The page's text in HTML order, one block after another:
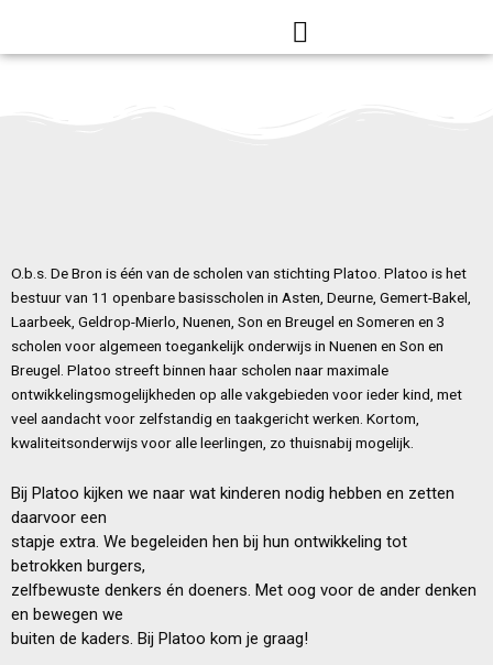
de
O.b.s. De Bron is één van de scholen van stichting Platoo. Platoo is het
bestuur van 11 openbare basisscholen in Asten, Deurne, Gemert-Bakel,
Laarbeek, Geldrop-Mierlo, Nuenen, Son en Breugel en Someren en 3
scholen voor algemeen toegankelijk onderwijs in Nuenen en Son en
Breugel. Platoo streeft binnen haar scholen naar maximale
ontwikkelingsmogelijkheden op alle vakgebieden voor ieder kind, met
veel aandacht voor zelfstandig en taakgericht werken. Kortom,
kwaliteitsonderwijs voor alle leerlingen, zo thuisnabij mogelijk.
Bij Platoo kijken we naar wat kinderen nodig hebben en zetten
daarvoor een
stapje extra. We begeleiden hen bij hun ontwikkeling tot
betrokken burgers,
zelfbewuste denkers én doeners. Met oog voor de ander denken
en bewegen we
buiten de kaders. Bij Platoo kom je graag!